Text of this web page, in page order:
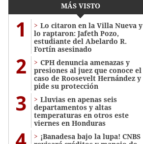
MÁS VISTO
1
Lo citaron en la Villa Nueva y
lo raptaron: Jafeth Pozo,
estudiante del Abelardo R.
Fortín asesinado
2
CPH denuncia amenazas y
presiones al juez que conoce el
caso de Roosevelt Hernández y
pide su protección
3
Lluvias en apenas seis
departamentos y altas
temperaturas en otros este
viernes en Honduras
¡Banadesa bajo la lupa! CNBS